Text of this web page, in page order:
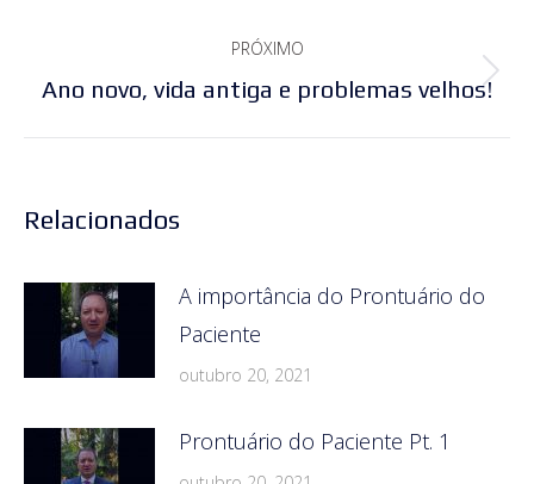
PRÓXIMO
Próximo
Ano novo, vida antiga e problemas velhos!
Relacionados
A importância do Prontuário do
Paciente
outubro 20, 2021
Prontuário do Paciente Pt. 1